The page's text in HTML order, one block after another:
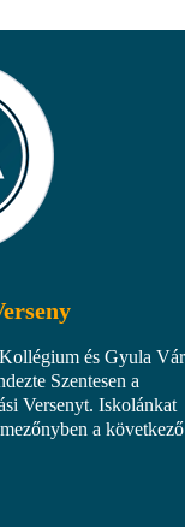
és Gyula
Szentesen a
Versenyt. Iskolánkat
a következő